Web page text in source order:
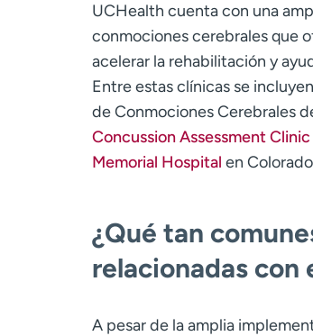
UCHealth cuenta con una
conmociones cerebrales que
acelerar la rehabilitación y
Entre estas clínicas se
de Conmociones Cerebrales
Concussion Assessment
Memorial Hospital en
¿Qué tan
relacionadas con
A pesar de la amplia